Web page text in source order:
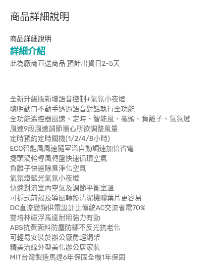
商品詳細說明
商品詳細說明
詳細介紹
此為廠商直送商品 預計出貨日2-5天
全新升級版新增語音控制+氣氛小夜燈
聰明動口不動手透過語音對話執行全功能
全功能遙控器風速、定時、智能風、擺頭、負離子、氣氛燈
風速9段風速調節隨心所欲調整風量
定時預約定時關機(1/2/4/8小時)
ECO智能風風速隨室溫自動調速加倍省電
擺頭渦輪導風轉盤快速循環空氣
負離子快速除臭淨化空氣
氣氛燈藍光氣氛小夜燈
快速對流室內空氣及調節平衡室溫
可拆式前殼及導風轉盤清潔機體葉片更容易
DC直流變頻供電設計比傳統AC交流省電70%
雙培林磁浮馬達耐用強力有勁
ABS抗黃面料防塵防鏽不反光抗老化
可輕易安裝於辦公廠房輕鋼架
精美流線外型美化辦公居家裝
MIT台灣製造馬達6年保固全機1年保固